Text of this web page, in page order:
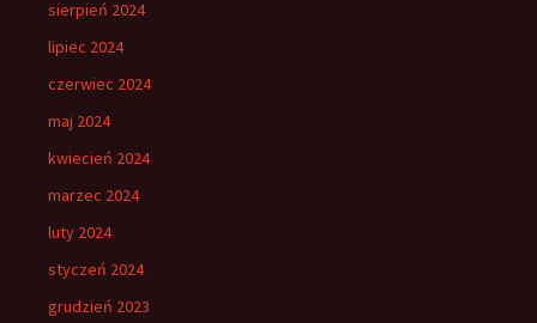
sierpień 2024
lipiec 2024
czerwiec 2024
maj 2024
kwiecień 2024
marzec 2024
luty 2024
styczeń 2024
grudzień 2023